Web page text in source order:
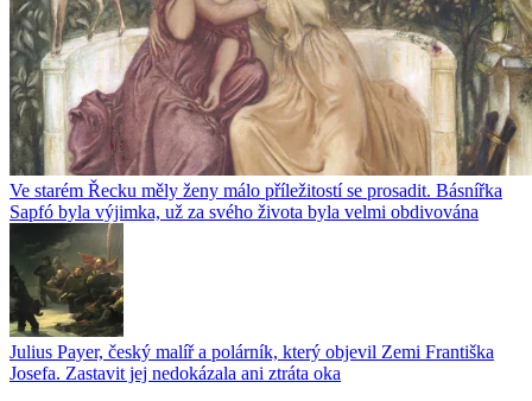
Ve starém Řecku měly ženy málo příležitostí se prosadit. Básnířka
Sapfó byla výjimka, už za svého života byla velmi obdivována
Julius Payer, český malíř a polárník, který objevil Zemi Františka
Josefa. Zastavit jej nedokázala ani ztráta oka